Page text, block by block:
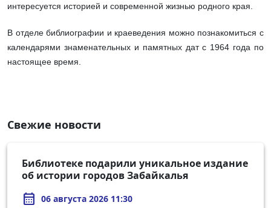
интересуется историей и современной жизнью родного края.
В отделе библиографии и краеведения можно познакомиться с
календарями знаменательных и памятных дат с 1964 года по
настоящее время.
Свежие новости
Библиотеке подарили уникальное издание
об истории городов Забайкалья
calendar_month 06 августа 2026 11:30